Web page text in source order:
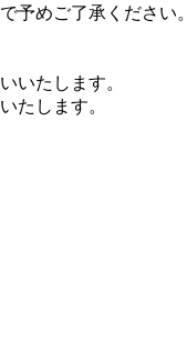
予めご了承ください。
いたします。
たします。